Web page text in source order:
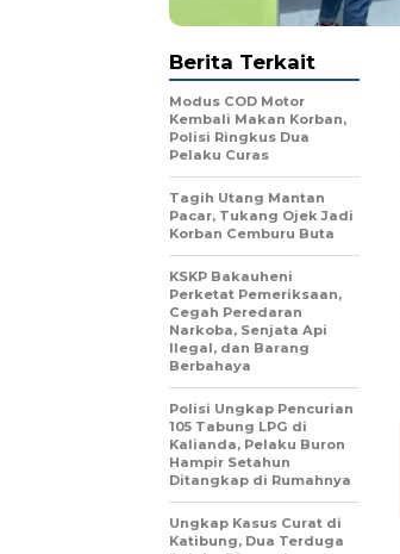
Berita Terkait
Modus COD Motor
Kembali Makan Korban,
Polisi Ringkus Dua
Pelaku Curas
Tagih Utang Mantan
Pacar, Tukang Ojek Jadi
Korban Cemburu Buta
KSKP Bakauheni
Perketat Pemeriksaan,
Cegah Peredaran
Narkoba, Senjata Api
Ilegal, dan Barang
Berbahaya
Polisi Ungkap Pencurian
105 Tabung LPG di
Kalianda, Pelaku Buron
Hampir Setahun
Ditangkap di Rumahnya
Ungkap Kasus Curat di
Katibung, Dua Terduga